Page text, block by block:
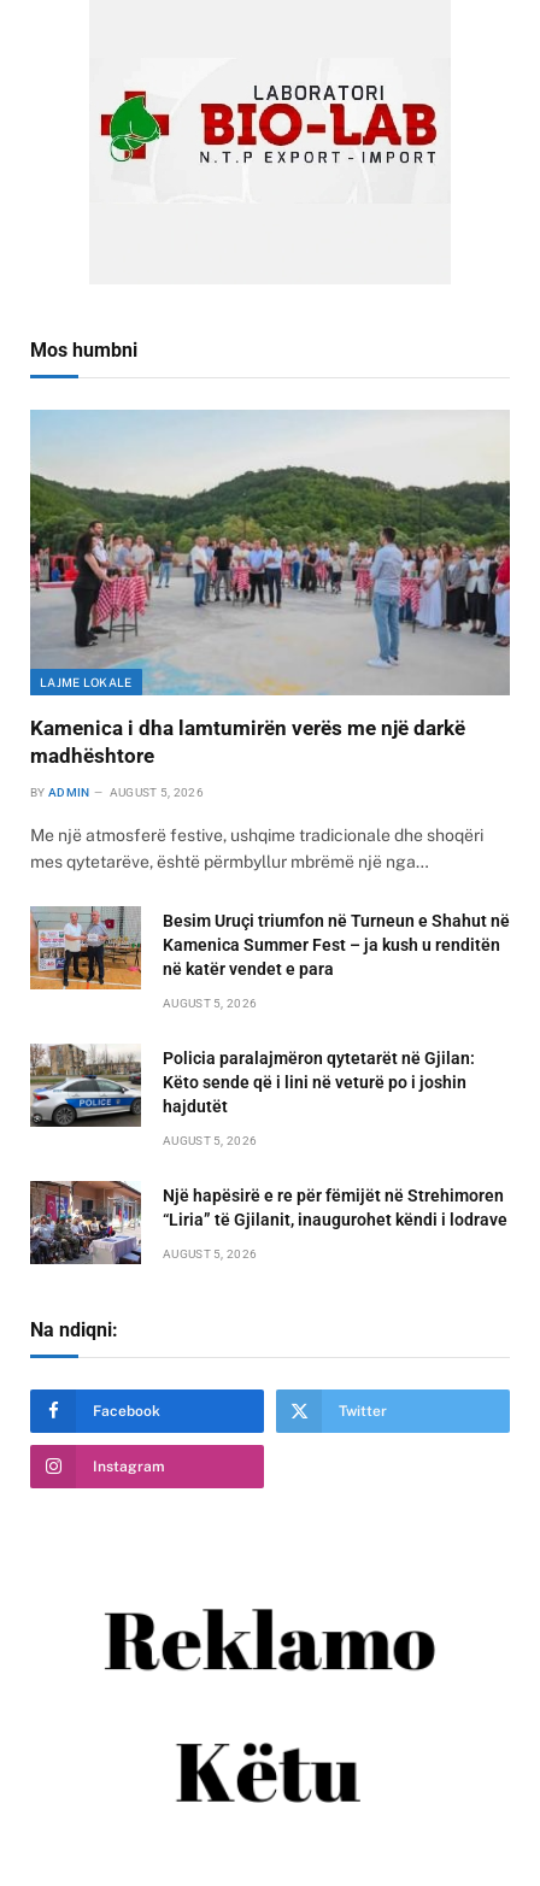
Mos humbni
LAJME LOKALE
Kamenica i dha lamtumirën verës me një darkë
madhështore
BY ADMIN AUGUST 5, 2026
Me një atmosferë festive, ushqime tradicionale dhe shoqëri
mes qytetarëve, është përmbyllur mbrëmë një nga…
Besim Uruçi triumfon në Turneun e Shahut në
Kamenica Summer Fest – ja kush u renditën
në katër vendet e para
AUGUST 5, 2026
Policia paralajmëron qytetarët në Gjilan:
Këto sende që i lini në veturë po i joshin
hajdutët
AUGUST 5, 2026
Një hapësirë e re për fëmijët në Strehimoren
“Liria” të Gjilanit, inaugurohet këndi i lodrave
AUGUST 5, 2026
Na ndiqni:
Facebook Twitter
Instagram